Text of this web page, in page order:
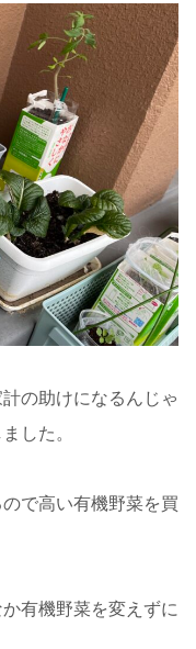
の助けになるんじゃ
した。
で高い有機野菜を買
有機野菜を変えずに